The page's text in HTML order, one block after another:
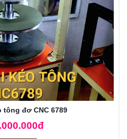
tông đơ CNC 6789